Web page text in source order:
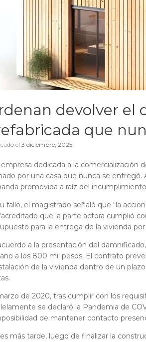
devolver el
que
el 3 diciembre, 2025
empresa dedicada a la comercialización
por una casa que nunca se
promovida a raíz del
fallo, el magistrado señaló que “la
que la parte actora cumplió
para la entrega de la vivienda
a la presentación del
a los 800 mil pesos. El contrato
de la vivienda dentro de un
de 2020, tras cumplir con los
se declaró la Pandemia de
de mantener contacto
más tarde, luego de finalizar la